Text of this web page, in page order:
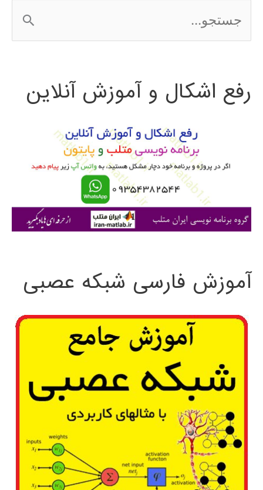
س
ج
ی
رفع اشکال و آموزش آنلاین
آموزش فارسی شبکه عصبی